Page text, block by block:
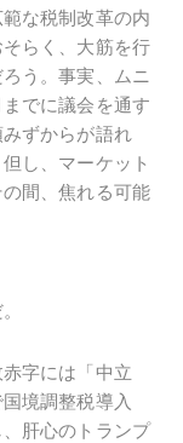
な税制改革の内
らく、大筋を行
う。事実、ムニ
でに議会を通す
ずからが語れ
し、マーケット
間、焦れる可能
字には「中立
境調整税導入
肝心のトランプ